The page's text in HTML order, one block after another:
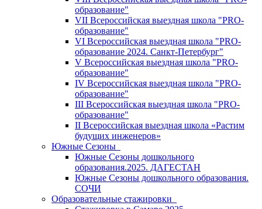
образование"
VII Всероссийская выездная школа "PRO-
образование"
VI Всероссийская выездная школа "PRO-
образование 2024. Санкт-Петербург"
V Всероссийская выездная школа "PRO-
образование"
IV Всероссийская выездная школа "PRO-
образование"
III Всероссийская выездная школа "PRO-
образование"
II Всероссийская выездная школа «Растим
будущих инженеров»
Южные Сезоны
Южные Сезоны дошкольного
образования.2025. ДАГЕСТАН
Южные Сезоны дошкольного образования.
СОЧИ
Образовательные стажировки